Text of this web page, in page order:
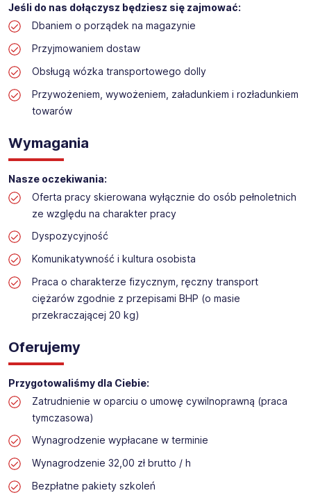
działalności daliśmy pracę przeszło 50 000 pracowników
w całym kraju. Skutecznie znajdujemy pracowników dla
największych firm, jak również małych rodzinnych
przedsiębiorstw w Polsce. Agencja jest wpisana pod nr
stanowisko:
WYKŁADANIE TOWARU w sklepie kosmetycznym
Lokalizacja: Ożarów Mazowiecki
Jeśli do nas dołączysz będziesz się zajmować:
Dbaniem o porządek na magazynie
Przyjmowaniem dostaw
Obsługą wózka transportowego dolly
Przywożeniem, wywożeniem, załadunkiem i rozładunkiem
towarów
Wymagania
Nasze oczekiwania:
Oferta pracy skierowana wyłącznie do osób pełnoletnich
ze względu na charakter pracy
Dyspozycyjność
Komunikatywność i kultura osobista
Praca o charakterze fizycznym, ręczny transport
ciężarów zgodnie z przepisami BHP (o masie
przekraczającej 20 kg)
Oferujemy
Przygotowaliśmy dla Ciebie:
Zatrudnienie w oparciu o umowę cywilnoprawną (praca
tymczasowa)
Wynagrodzenie wypłacane w terminie
Wynagrodzenie 32,00 zł brutto / h
Bezpłatne pakiety szkoleń